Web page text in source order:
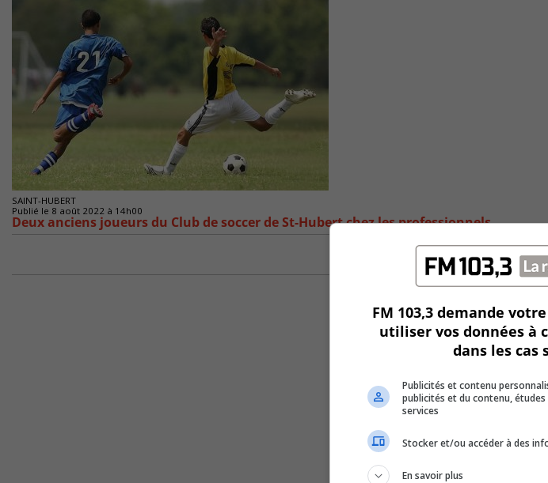
SAINT-HUBERT
Publié le 8 août 2022 à 14h00
Deux anciens joueurs du Club de soccer de St-Hubert chez les professionnels
FM 103,3 demande
utiliser vos données à
dans les cas
Publicités et contenu
publicités et du contenu,
services
Stocker et/ou accéder à des
En savoir plus